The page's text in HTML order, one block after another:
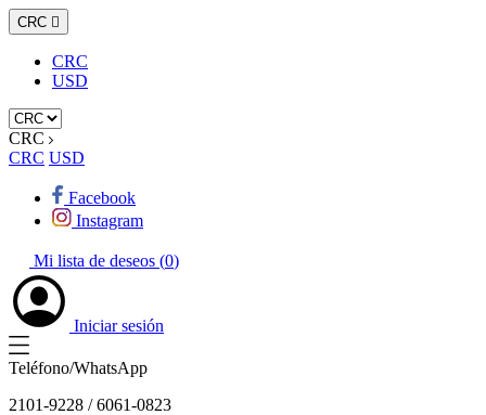
CRC 
CRC
USD
CRC
CRC USD
Facebook
Instagram
Mi lista de deseos (0)
Iniciar sesión
Teléfono/WhatsApp
2101-9228 / 6061-0823